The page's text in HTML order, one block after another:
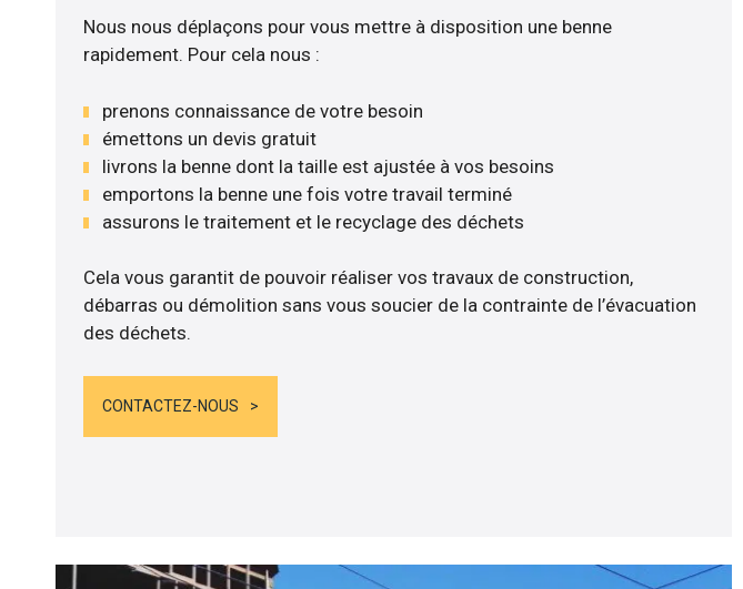
Nous nous déplaçons pour vous mettre à disposition une benne
rapidement. Pour cela nous :
prenons connaissance de votre besoin
émettons un devis gratuit
livrons la benne dont la taille est ajustée à vos besoins
emportons la benne une fois votre travail terminé
assurons le traitement et le recyclage des déchets
Cela vous garantit de pouvoir réaliser vos travaux de construction,
débarras ou démolition sans vous soucier de la contrainte de l’évacuation
des déchets.
CONTACTEZ-NOUS